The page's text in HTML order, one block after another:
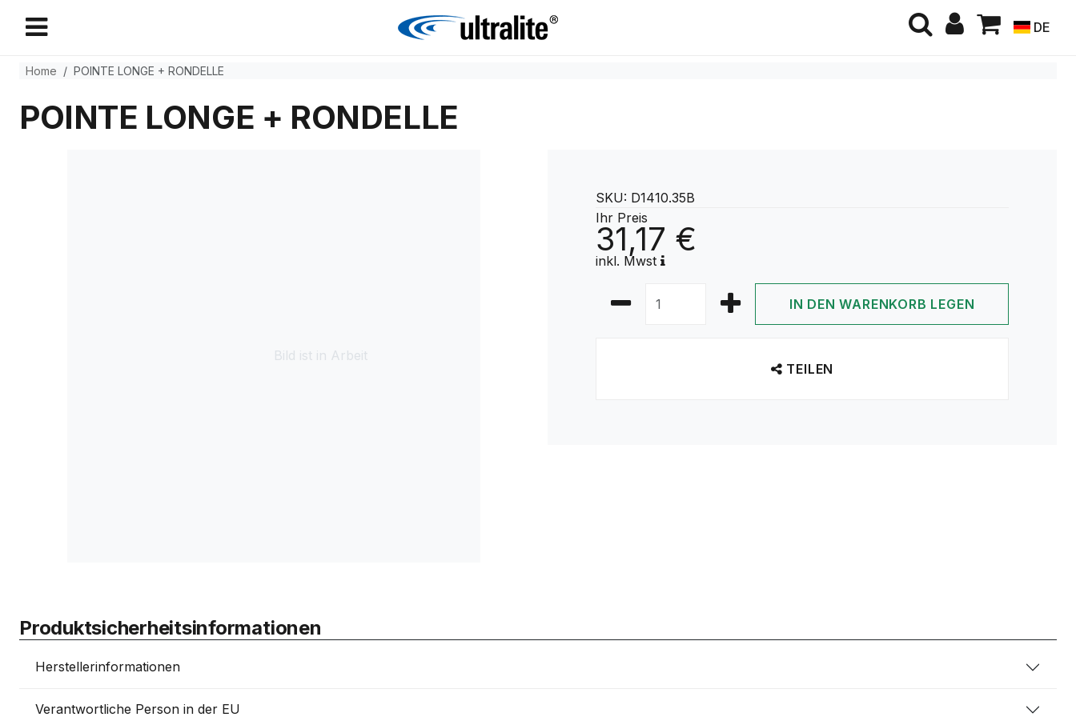
DE
Home POINTE LONGE + RONDELLE
POINTE LONGE + RONDELLE
Bild ist in Arbeit
SKU: D1410.35B
Ihr Preis
31,17 €
inkl. Mwst
IN DEN WARENKORB LEGEN
TEILEN
Produktsicherheitsinformationen
Herstellerinformationen
Verantwortliche Person in der EU